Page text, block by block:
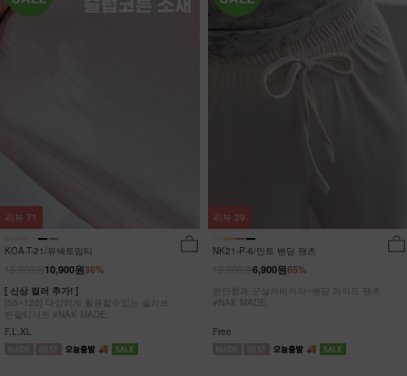
KOA-T-21/유넥트임티
36%
10,900원
[ 신상 컬러 추가! ]
[55~120] 다양하게 활용할수있는 슬라브
반팔티셔츠 #NAK MADE.
F,L,XL
리뷰 71
NK21-P-6/인트 밴딩 팬츠
65%
6,900원
편안함과 군살커버까지~밴딩 와이드 팬츠
#NAK MADE.
Free
리뷰 29